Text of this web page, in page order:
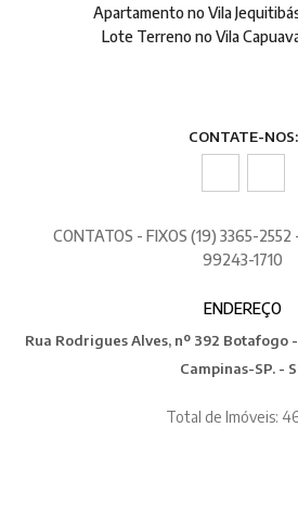
Apartamento no Vila
Lote Terreno no Vila
CONTATE-NOS:
CONTATOS - FIXOS (19) 3365-
99243-1710
ENDEREÇO
Rua Rodrigues Alves, nº 392 Botafogo
Campinas-SP. -
Total de Imóveis: